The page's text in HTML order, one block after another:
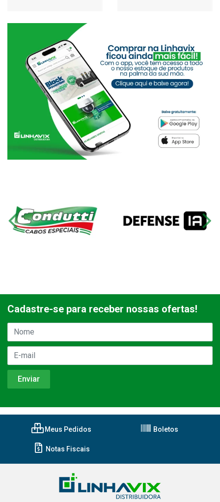
Cadastre-se para receber nossas ofertas!
Meus Pedidos Boletos
Notas Fiscais